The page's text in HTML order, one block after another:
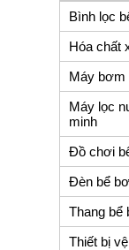
Bình lọc
Hóa chất
Máy bơm
Máy lọc
minh
Đồ chơi
Đèn bể
Thang bể
Thiết bị